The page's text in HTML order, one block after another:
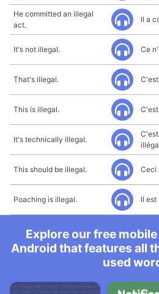
He committed an illegal
act.
Il a
It's not illegal. Ce
That's illegal.
This is illegal.
It's technically illegal.
This should be illegal. Ceci
Poaching is illegal. Il est
Explore our free
Android that features all
used